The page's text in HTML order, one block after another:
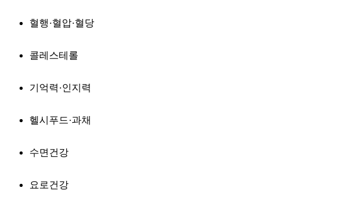
혈행·혈압·혈당
콜레스테롤
기억력·인지력
헬시푸드·과채
수면건강
요로건강